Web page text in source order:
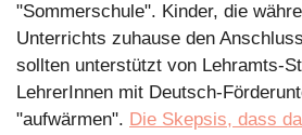
"Sommerschule". Kinder, die
Unterrichts zuhause den
sollten unterstützt von Lehramts-
LehrerInnen mit Deutsch-
"aufwärmen". Die Skepsis, dass